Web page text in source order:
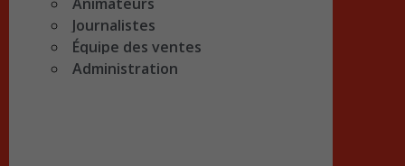
Journalistes
Équipe des ventes
Administration